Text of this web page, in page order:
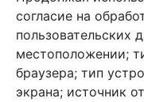
+7 (495) 933-
info@arben-textile.ru
согласие на
пользовательских
местоположении;
браузера; тип
экрана; источник